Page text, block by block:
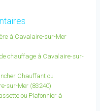
à Cavalaire-sur-Mer
chauffage à Cavalaire-sur-
Chauffant ou
sur-Mer (83240)
ou Plafonnier à